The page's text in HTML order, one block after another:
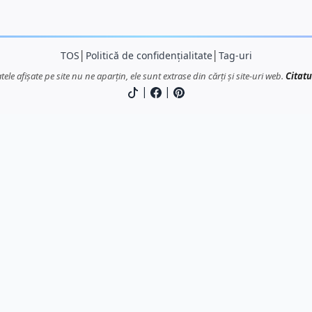
TOS Politică de confidențialitate│ Tag-uri
afișate pe site nu ne aparțin, ele sunt extrase din cărți și site-uri web.
| |